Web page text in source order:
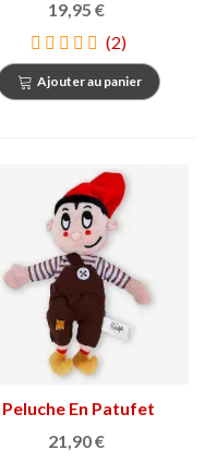
19,95 €
(2)
Ajouter au panier
Peluche En Patufet
21,90 €